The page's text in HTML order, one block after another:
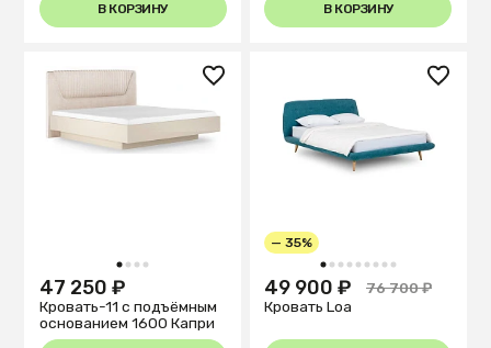
В КОРЗИНУ В КОРЗИНУ
1 2 3 4
47 250 ₽
Кровать-11 с подъёмным
основанием 1600 Капри
1 2 3 4 5 6 7 8 9
— 35%
49 900 ₽
76 700 ₽
Кровать Loa